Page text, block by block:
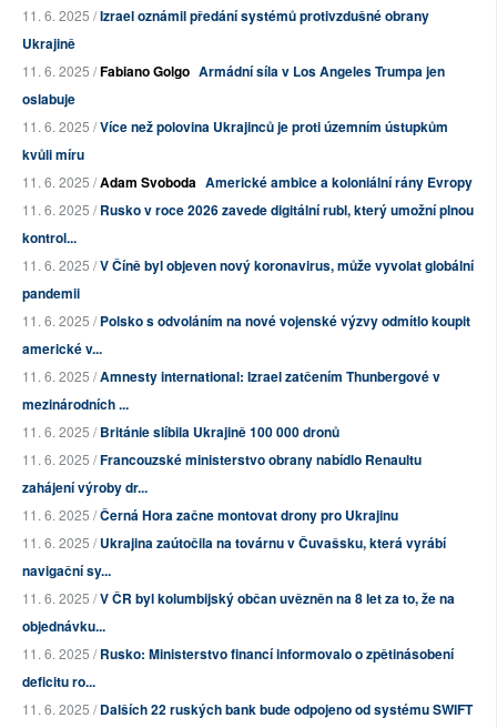
11. 6. 2025 /Izrael oznámil předání systémů protivzdušné obrany
Ukrajině
11. 6. 2025 /Fabiano Golgo Armádní síla v Los Angeles Trumpa jen
oslabuje
11. 6. 2025 /Více než polovina Ukrajinců je proti územním ústupkům
kvůli míru
11. 6. 2025 /Adam Svoboda Americké ambice a koloniální rány Evropy
11. 6. 2025 /Rusko v roce 2026 zavede digitální rubl, který umožní plnou
kontrol...
11. 6. 2025 /V Číně byl objeven nový koronavirus, může vyvolat globální
pandemii
11. 6. 2025 /Polsko s odvoláním na nové vojenské výzvy odmítlo koupit
americké v...
11. 6. 2025 /Amnesty international: Izrael zatčením Thunbergové v
mezinárodních ...
11. 6. 2025 /Británie slíbila Ukrajině 100 000 dronů
11. 6. 2025 /Francouzské ministerstvo obrany nabídlo Renaultu
zahájení výroby dr...
11. 6. 2025 /Černá Hora začne montovat drony pro Ukrajinu
11. 6. 2025 /Ukrajina zaútočila na továrnu v Čuvašsku, která vyrábí
navigační sy...
11. 6. 2025 /V ČR byl kolumbijský občan uvězněn na 8 let za to, že na
objednávku...
11. 6. 2025 /Rusko: Ministerstvo financí informovalo o zpětinásobení
deficitu ro...
11. 6. 2025 /Dalších 22 ruských bank bude odpojeno od systému SWIFT